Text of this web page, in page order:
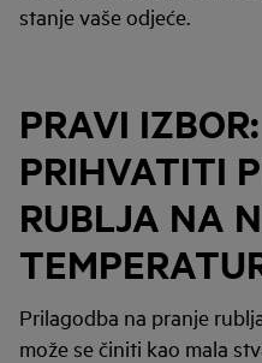
stanje vaše odjeće.
PRAVI
PRIHVATITI
RUBLJA NA
Prilagodba na pranje
može se činiti kao mala